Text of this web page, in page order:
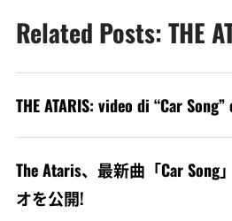
Related Posts: THE
THE ATARIS: video di “Car
The Ataris、最新曲「Car
オを公開!